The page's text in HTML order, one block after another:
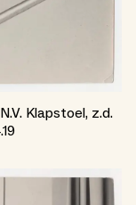
Klapstoel, z.d.